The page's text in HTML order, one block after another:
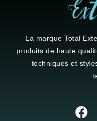
La marque Total
produits de haute
techniques et